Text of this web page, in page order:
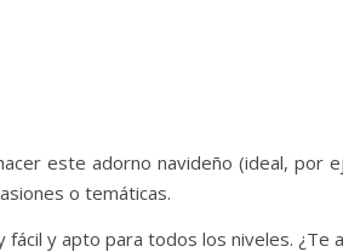
este adorno navideño (ideal, por
o temáticas.
fácil y apto para todos los niveles. ¿Te